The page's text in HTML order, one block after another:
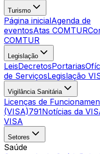
Turismo
Página inicialAgenda de
eventosAtas COMTUR
COMTUR
Legislação
LeisDecretosPortarias
de ServiçosLegislação
Vigilância Sanitária
Licenças de
(VISA)791Notícias da
VISA
Setores
Saúde